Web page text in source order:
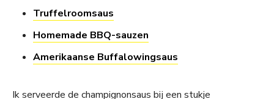
Truffelroomsaus
Homemade BBQ-sauzen
Amerikaanse Buffalowingsaus
Ik serveerde de champignonsaus bij een stukje